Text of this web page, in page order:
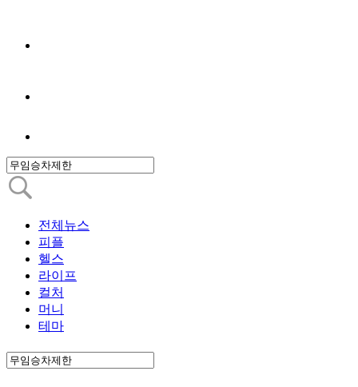
전체뉴스
피플
헬스
라이프
컬처
머니
테마